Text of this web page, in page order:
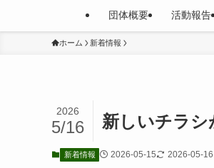
団体概要 活動報告
ホーム 新着情報
新しいチラシ
2026
5/16
新着情報 2026-05-15 2026-05-16